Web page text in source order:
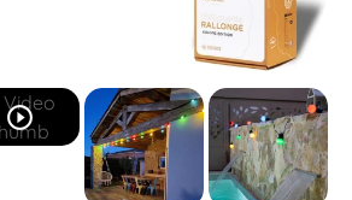
play_circle_outline